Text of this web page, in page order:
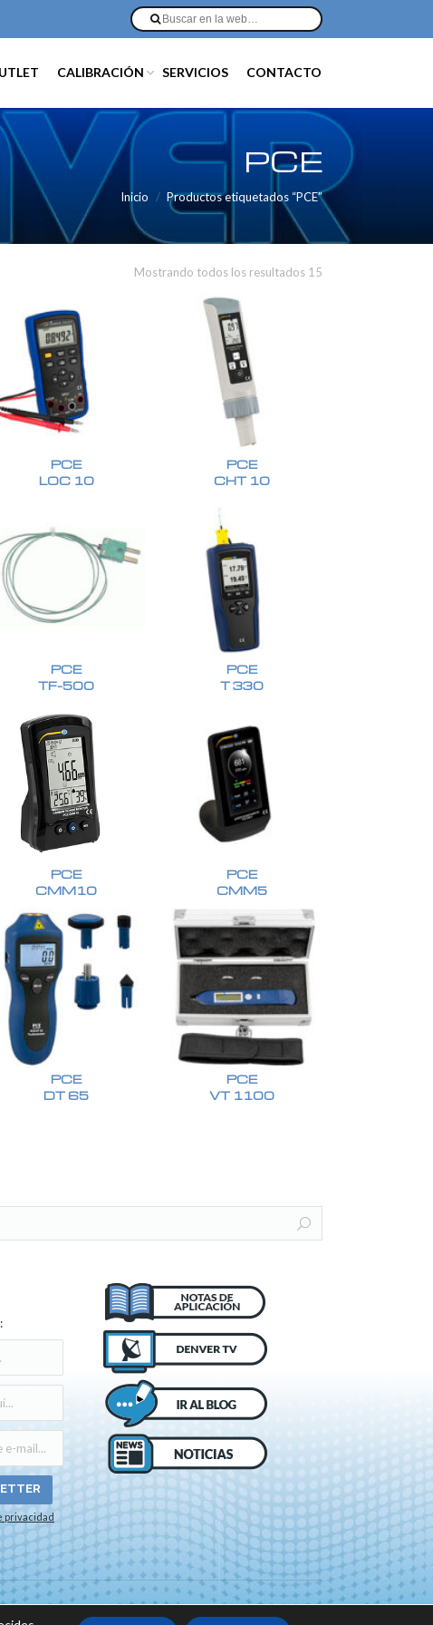
CALIBRACIÓN SERVICIOS CONTACTO
PCE
Inicio Productos etiquetados “PCE”
Mostrando todos los resultados 15
PCE
LOC 10
PCE
CHT 10
PCE
TF-500
PCE
T 330
PCE
CMM10
PCE
CMM5
PCE
DT 65
PCE
VT 1100
privacidad